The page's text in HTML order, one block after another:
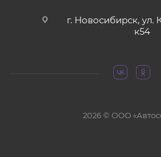
г. Новосибирск, ул.
к54
2026 © ООО